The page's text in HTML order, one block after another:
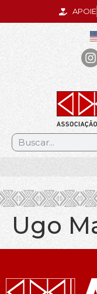
APOIE
.
Ugo